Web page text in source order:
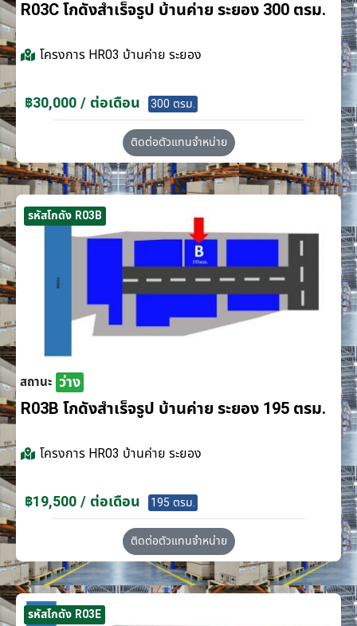
R03C โกดังสำเร็จรูป บ้านค่าย ระยอง 300 ตรม.
โครงการ HR03 บ้านค่าย ระยอง
฿30,000 / ต่อเดือน 300 ตรม.
ติดต่อตัวแทนจำหน่าย
รหัสโกดัง R03B
สถานะ ว่าง
R03B โกดังสำเร็จรูป บ้านค่าย ระยอง 195 ตรม.
โครงการ HR03 บ้านค่าย ระยอง
฿19,500 / ต่อเดือน 195 ตรม.
ติดต่อตัวแทนจำหน่าย
รหัสโกดัง R03E